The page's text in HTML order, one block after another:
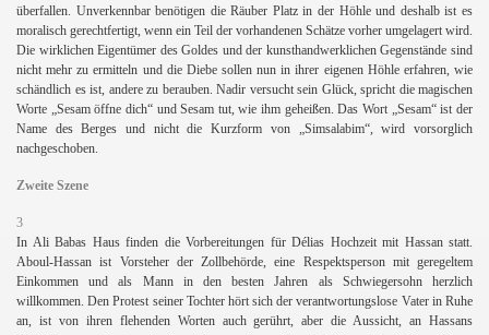
überfallen. Unverkennbar benötigen die Räuber Platz in der Höhle und deshalb ist es
moralisch gerechtfertigt, wenn ein Teil der vorhandenen Schätze vorher umgelagert wird.
Die wirklichen Eigentümer des Goldes und der kunsthandwerklichen Gegenstände sind
nicht mehr zu ermitteln und die Diebe sollen nun in ihrer eigenen Höhle erfahren, wie
schändlich es ist, andere zu berauben. Nadir versucht sein Glück, spricht die magischen
Worte „Sesam öffne dich“ und Sesam tut, wie ihm geheißen. Das Wort „Sesam“ ist der
Name des Berges und nicht die Kurzform von „Simsalabim“, wird vorsorglich
nachgeschoben.
Zweite Szene
3
In Ali Babas Haus finden die Vorbereitungen für Délias Hochzeit mit Hassan statt.
Aboul-Hassan ist Vorsteher der Zollbehörde, eine Respektsperson mit geregeltem
Einkommen und als Mann in den besten Jahren als Schwiegersohn herzlich
willkommen. Den Protest seiner Tochter hört sich der verantwortungslose Vater in Ruhe
an, ist von ihren flehenden Worten auch gerührt, aber die Aussicht, an Hassans